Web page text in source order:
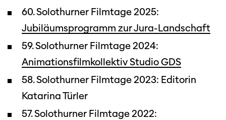
60. Solothurner Filmtage 2025:
Jubiläumsprogramm zur Jura-Landschaft
59. Solothurner Filmtage 2024:
Animationsfilmkollektiv Studio GDS
58. Solothurner Filmtage 2023: Editorin
Katarina Türler
57. Solothurner Filmtage 2022: